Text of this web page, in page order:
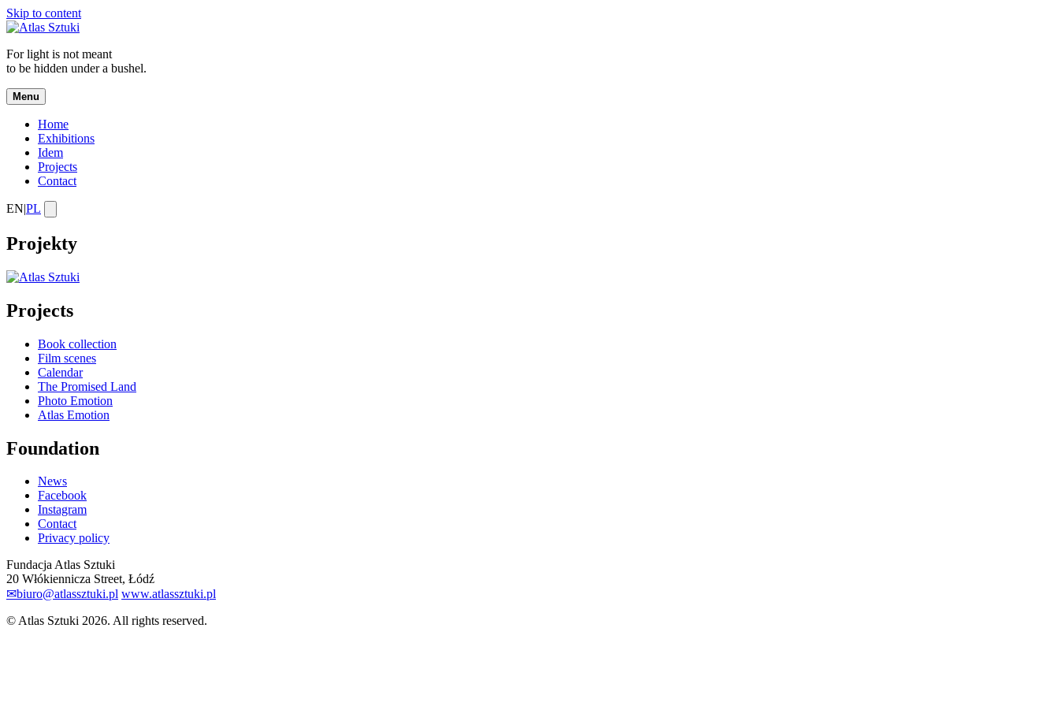
Skip to content
For light is not meant
to be hidden under a bushel.
Menu
Home
Exhibitions
Idem
Projects
Contact
EN|PL
Projekty
Projects
Book collection
Film scenes
Calendar
The Promised Land
Photo Emotion
Atlas Emotion
Foundation
News
Facebook
Instagram
Contact
Privacy policy
Fundacja Atlas Sztuki
20 Włókiennicza Street, Łódź
✉biuro@atlassztuki.pl www.atlassztuki.pl
© Atlas Sztuki 2026. All rights reserved.